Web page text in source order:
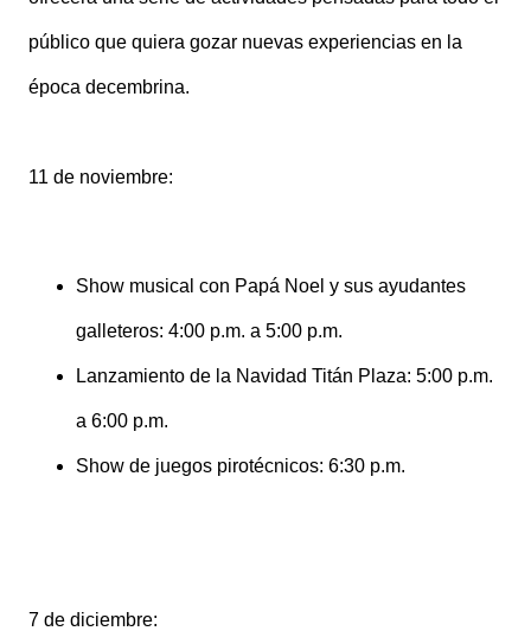
público que quiera gozar nuevas experiencias en la
época decembrina.
11 de noviembre:
Show musical con Papá Noel y sus ayudantes
galleteros: 4:00 p.m. a 5:00 p.m.
Lanzamiento de la Navidad Titán Plaza: 5:00 p.m.
a 6:00 p.m.
Show de juegos pirotécnicos: 6:30 p.m.
7 de diciembre: